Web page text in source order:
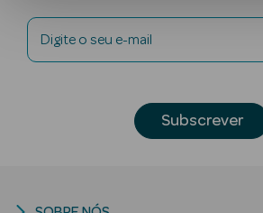
Digite o seu e-mail
Subscrever